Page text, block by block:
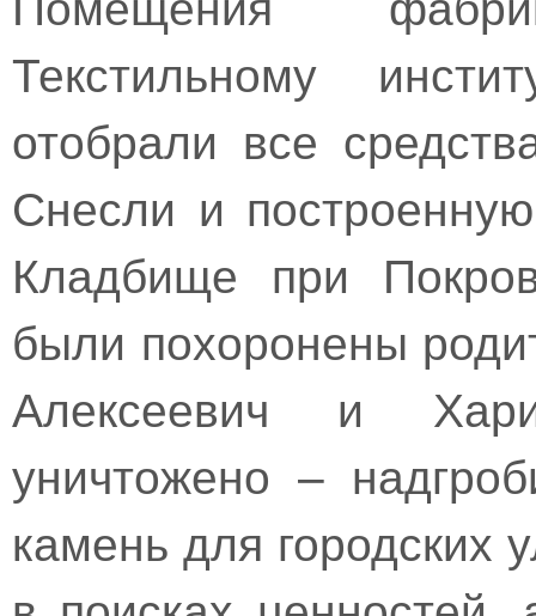
Текстильному
отобрали все
Снесли и
Кладбище при
были похоронены
Алексеевич и
уничтожено –
камень для городских